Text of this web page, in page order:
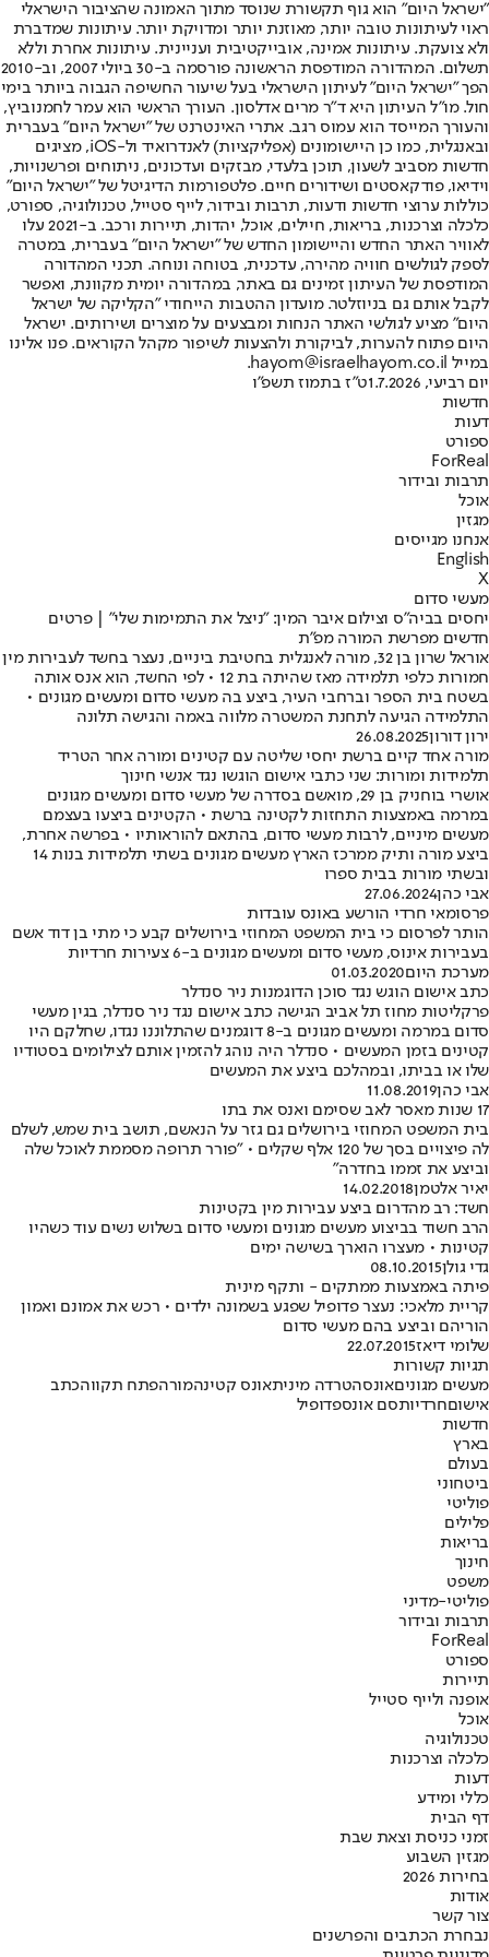
"ישראל היום" הוא גוף תקשורת שנוסד מתוך האמונה שהציבור הישראלי
ראוי לעיתונות טובה יותר, מאוזנת יותר ומדויקת יותר. עיתונות שמדברת
ולא צועקת. עיתונות אמינה, אובייקטיבית ועניינית. עיתונות אחרת וללא
תשלום. המהדורה המודפסת הראשונה פורסמה ב-30 ביולי 2007, וב-2010
הפך "ישראל היום" לעיתון הישראלי בעל שיעור החשיפה הגבוה ביותר בימי
חול. מו"ל העיתון היא ד"ר מרים אדלסון. העורך הראשי הוא עמר לחמנוביץ,
והעורך המייסד הוא עמוס רגב. אתרי האינטרנט של "ישראל היום" בעברית
ובאנגלית, כמו כן היישומונים (אפליקציות) לאנדרואיד ול-iOS, מציגים
חדשות מסביב לשעון, תוכן בלעדי, מבזקים ועדכונים, ניתוחים ופרשנויות,
וידיאו, פודקאסטים ושידורים חיים. פלטפורמות הדיגיטל של "ישראל היום"
כוללות ערוצי חדשות ודעות, תרבות ובידור, לייף סטייל, טכנולוגיה, ספורט,
כלכלה וצרכנות, בריאות, חיילים, אוכל, יהדות, תיירות ורכב. ב-2021 עלו
לאוויר האתר החדש והיישומון החדש של "ישראל היום" בעברית, במטרה
לספק לגולשים חוויה מהירה, עדכנית, בטוחה ונוחה. תכני המהדורה
המודפסת של העיתון זמינים גם באתר, במהדורה יומית מקוונת, ואפשר
לקבל אותם גם בניוזלטר. מועדון ההטבות הייחודי "הקליקה של ישראל
היום" מציע לגולשי האתר הנחות ומבצעים על מוצרים ושירותים. ישראל
היום פתוח להערות, לביקורת ולהצעות לשיפור מקהל הקוראים. פנו אלינו
במייל hayom@israelhayom.co.il.
יום רביעי, 1.7.2026
ט"ז בתמוז תשפ"ו
חדשות
דעות
ספורט
ForReal
תרבות ובידור
אוכל
מגזין
אנחנו מגייסים
English
X
מעשי סדום
יחסים בביה"ס וצילום איבר המין: "ניצל את התמימות שלי" | פרטים
חדשים מפרשת המורה מפ"ת
אוראל שרון בן 32, מורה לאנגלית בחטיבת ביניים, נעצר בחשד לעבירות מין
חמורות כלפי תלמידה מאז שהיתה בת 12 • לפי החשד, הוא אנס אותה
בשטח בית הספר וברחבי העיר, ביצע בה מעשי סדום ומעשים מגונים •
התלמידה הגיעה לתחנת המשטרה מלווה באמה והגישה תלונה
ירון דורון26.08.2025
מורה אחד קיים ברשת יחסי שליטה עם קטינים ומורה אחר הטריד
תלמידות ומורות: שני כתבי אישום הוגשו נגד אנשי חינוך
אושרי בוחניק בן 29, מואשם בסדרה של מעשי סדום ומעשים מגונים
במרמה באמצעות התחזות לקטינה ברשת • הקטינים ביצעו בעצמם
מעשים מיניים, לרבות מעשי סדום, בהתאם להוראותיו • בפרשה אחרת,
ביצע מורה ותיק ממרכז הארץ מעשים מגונים בשתי תלמידות בנות 14
ובשתי מורות בבית ספרו
אבי כהן27.06.2024
פרסומאי חרדי הורשע באונס עובדות
הותר לפרסום כי בית המשפט המחוזי בירושלים קבע כי מתי בן דוד אשם
בעבירות אינוס, מעשי סדום ומעשים מגונים ב-6 צעירות חרדיות
מערכת היום01.03.2020
כתב אישום הוגש נגד סוכן הדוגמנות ניר סנדלר
פרקליטות מחוז תל אביב הגישה כתב אישום נגד ניר סנדלר, בגין מעשי
סדום במרמה ומעשים מגונים ב-8 דוגמנים שהתלוננו נגדו, שחלקם היו
קטינים בזמן המעשים • סנדלר היה נוהג להזמין אותם לצילומים בסטודיו
שלו או בביתו, ובמהלכם ביצע את המעשים
אבי כהן11.08.2019
17 שנות מאסר לאב שסימם ואנס את בתו
בית המשפט המחוזי בירושלים גם גזר על הנאשם, תושב בית שמש, לשלם
לה פיצויים בסך של 120 אלף שקלים • "פורר תרופה מסממת לאוכל שלה
וביצע את זממו בחדרה"
יאיר אלטמן14.02.2018
חשד: רב מהדרום ביצע עבירות מין בקטינות
הרב חשוד בביצוע מעשים מגונים ומעשי סדום בשלוש נשים עוד כשהיו
קטינות • מעצרו הוארך בשישה ימים
גדי גולן08.10.2015
פיתה באמצעות ממתקים - ותקף מינית
קריית מלאכי: נעצר פדופיל שפגע בשמונה ילדים • רכש את אמונם ואמון
הוריהם וביצע בהם מעשי סדום
שלומי דיאז22.07.2015
תגיות קשורות
מעשים מגוניםאונסהטרדה מיניתאונס קטינהמורהפתח תקווהכתב
אישוםחרדיותסם אונספדופיל
חדשות
בארץ
בעולם
ביטחוני
פוליטי
פלילים
בריאות
חינוך
משפט
פוליטי-מדיני
תרבות ובידור
ForReal
ספורט
תיירות
אופנה ולייף סטייל
אוכל
טכנולוגיה
כלכלה וצרכנות
דעות
כללי ומידע
דף הבית
זמני כניסת וצאת שבת
מגזין השבוע
בחירות 2026
אודות
צור קשר
נבחרת הכתבים והפרשנים